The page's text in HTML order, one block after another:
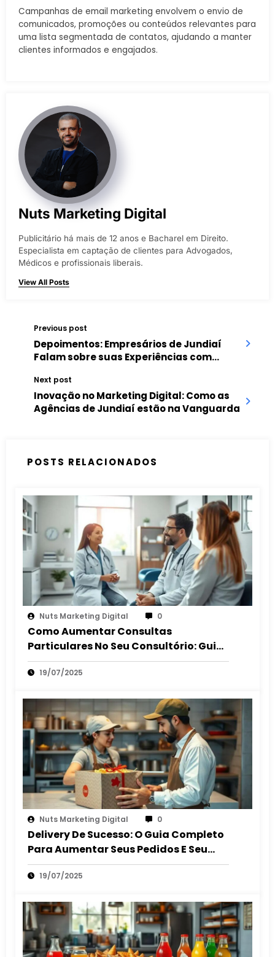
Campanhas de email marketing envolvem o envio de
comunicados, promoções ou conteúdos relevantes para
uma lista segmentada de contatos, ajudando a manter
clientes informados e engajados.
Nuts Marketing Digital
Publicitário há mais de 12 anos e Bacharel em Direito.
Especialista em captação de clientes para Advogados,
Médicos e profissionais liberais.
View All Posts
Previous post
Depoimentos: Empresários de Jundiaí
Falam sobre suas Experiências com
Next post
Inovação no Marketing Digital: Como as
Agências de Jundiaí estão na Vanguarda
POSTS RELACIONADOS
Nuts Marketing Digital 0
Como Aumentar Consultas
Particulares No Seu Consultório: Guia
2025
19/07/2025
Nuts Marketing Digital 0
Delivery De Sucesso: O Guia Completo
Para Aumentar Seus Pedidos E Seu
Lucro
19/07/2025